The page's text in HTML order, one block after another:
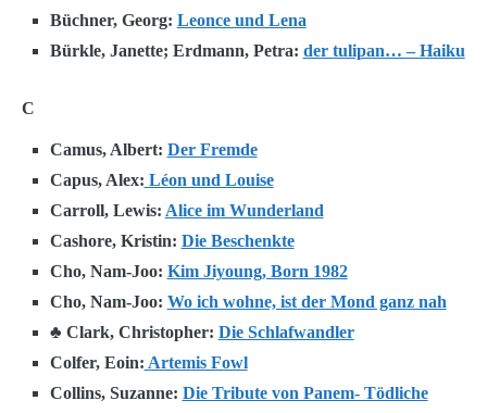
Büchner, Georg: Leonce und Lena
Bürkle, Janette; Erdmann, Petra: der tulipan… – Haiku
C
Camus, Albert: Der Fremde
Capus, Alex: Léon und Louise
Carroll, Lewis: Alice im Wunderland
Cashore, Kristin: Die Beschenkte
Cho, Nam-Joo: Kim Jiyoung, Born 1982
Cho, Nam-Joo: Wo ich wohne, ist der Mond ganz nah
♣ Clark, Christopher: Die Schlafwandler
Colfer, Eoin: Artemis Fowl
Collins, Suzanne: Die Tribute von Panem- Tödliche